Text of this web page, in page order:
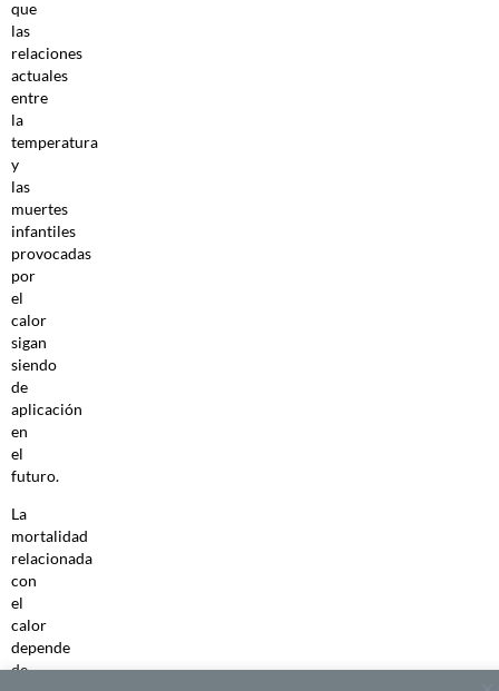
que
las
relaciones
actuales
entre
la
temperatura
y
las
muertes
infantiles
provocadas
por
el
calor
sigan
siendo
de
aplicación
en
el
futuro.
La
mortalidad
relacionada
con
el
calor
depende
de